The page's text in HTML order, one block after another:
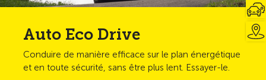
Auto Eco Drive
Conduire de manière efficace sur le plan énergétique
et en toute sécurité, sans être plus lent. Essayer-le.